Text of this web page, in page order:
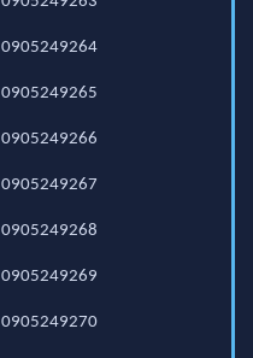
0905249264
0905249265
0905249266
0905249267
0905249268
0905249269
0905249270